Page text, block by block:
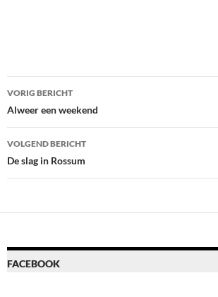
Bericht
navigatie
VORIG BERICHT
Alweer een weekend
VOLGEND BERICHT
De slag in Rossum
FACEBOOK